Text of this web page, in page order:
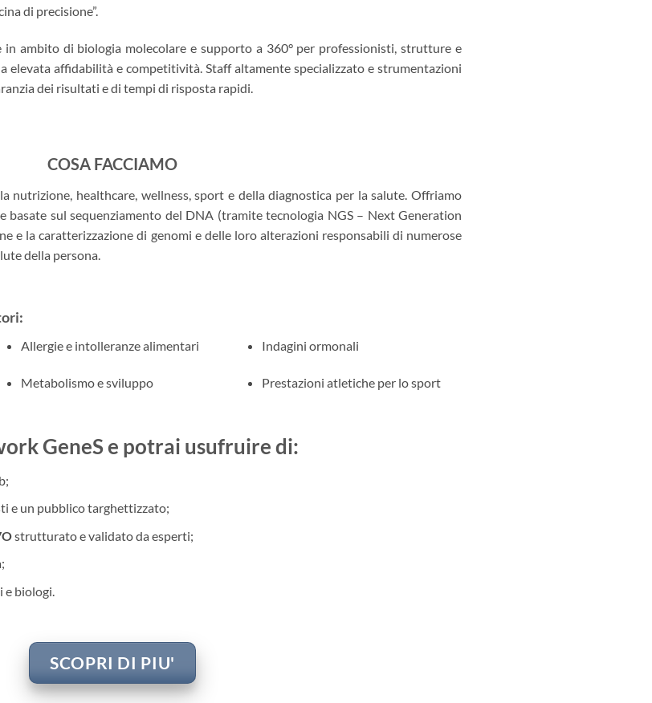
di precisione”.
ambito di biologia molecolare e supporto a 360° per professionisti, strutture e
elevata affidabilità e competitività. Staff altamente specializzato e strumentazioni
dei risultati e di tempi di risposta rapidi.
COSA FACCIAMO
nutrizione, healthcare, wellness, sport e della diagnostica per la salute. Offriamo
basate sul sequenziamento del DNA (tramite tecnologia NGS – Next Generation
e la caratterizzazione di genomi e delle loro alterazioni responsabili di numerose
della persona.
Allergie e intolleranze alimentari
Metabolismo e sviluppo
Indagini ormonali
Prestazioni atletiche per lo sport
GeneS e potrai usufruire di:
e un pubblico targhettizzato;
strutturato e validato da esperti;
e biologi.
SCOPRI DI PIU'